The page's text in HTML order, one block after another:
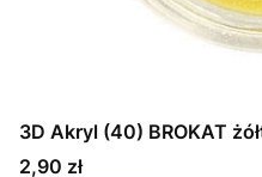
3D Akryl (40) BROKAT
Cena
2,90 zł